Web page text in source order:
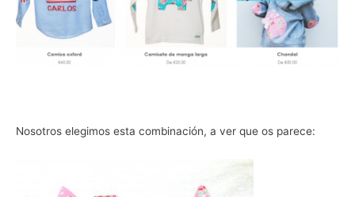
Nosotros elegimos esta combinación, a ver que os parece: